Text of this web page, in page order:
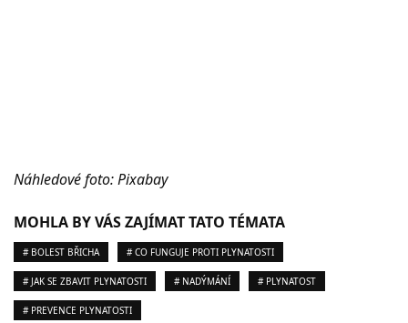
Náhledové foto: Pixabay
MOHLA BY VÁS ZAJÍMAT TATO TÉMATA
# BOLEST BŘICHA # CO FUNGUJE PROTI PLYNATOSTI
# JAK SE ZBAVIT PLYNATOSTI # NADÝMÁNÍ # PLYNATOST
# PREVENCE PLYNATOSTI